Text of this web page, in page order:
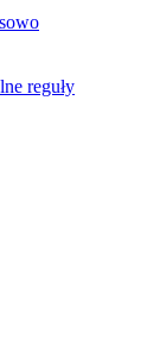
reguły